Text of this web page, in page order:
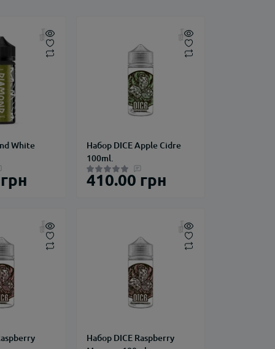
White
Набор DICE Apple Cidre
100ml.
410.00 грн
Набор DICE Raspberry